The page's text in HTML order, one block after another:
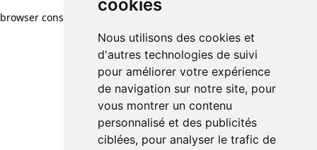
cookies
Nous utilisons des cookies et
d'autres technologies de suivi
pour améliorer votre expérience
de navigation sur notre site, pour
vous montrer un contenu
personnalisé et des publicités
ciblées, pour analyser le trafic de
browser console for more information)